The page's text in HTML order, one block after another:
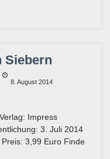
Siebern
8. August 2014
Impress
3. Juli 2014
3,99 Euro Finde